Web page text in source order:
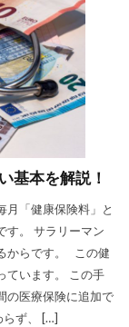
基本を解説！
月「健康保険料」と
す。 サラリーマン
からです。 この健
ています。 この手
の医療保険に追加で
らず、 […]